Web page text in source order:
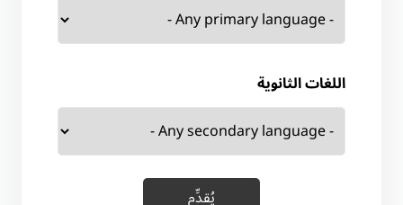
اللغات الثانوية